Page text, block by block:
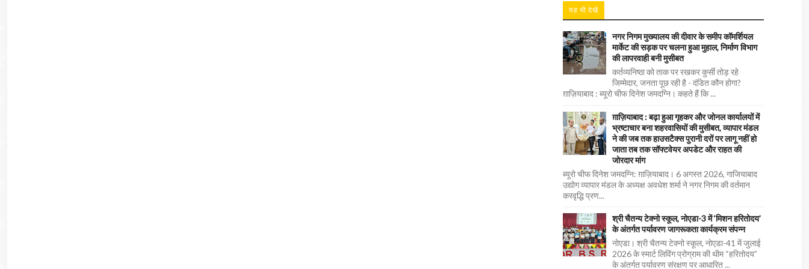
यह भी देखें
नगर निगम मुख्यालय की दीवार के समीप कॉमर्शियल
मार्केट की सड़क पर चलना हुआ मुहाल, निर्माण विभाग
की लापरवाही बनी मुसीबत
कर्तव्यनिष्ठा को ताक पर रखकर कुर्सी तोड़ रहे
जिम्मेदार, जनता पूछ रही है - दंडित कौन होगा?
ग़ाज़ियाबाद : ब्यूरो चीफ दिनेश जमदग्नि। कहते हैं कि ...
ग़ाज़ियाबाद : बढ़ा हुआ गृहकर और जोनल कार्यालयों में
भ्रष्टाचार बना शहरवासियों की मुसीबत, व्यापार मंडल
ने की जब तक हाउसटैक्स पुरानी दरों पर लागू नहीं हो
जाता तब तक सॉफ्टवेयर अपडेट और राहत की
जोरदार मांग
ब्यूरो चीफ दिनेश जमदग्नि: ग़ाज़ियाबाद। 6 अगस्त 2026, गाजियाबाद
उद्योग व्यापार मंडल के अध्यक्ष अवधेश शर्मा ने नगर निगम की वर्तमान
करवृद्धि प्रण...
श्री चैतन्य टेक्नो स्कूल, नोएडा-3 में ‘मिशन हरितोदय’
के अंतर्गत पर्यावरण जागरूकता कार्यक्रम संपन्न
नोएडा। श्री चैतन्य टेक्नो स्कूल, नोएडा-41 में जुलाई
2026 के स्मार्ट लिविंग प्रोग्राम की थीम “हरितोदय”
के अंतर्गत पर्यावरण संरक्षण पर आधारित ...